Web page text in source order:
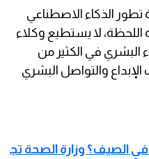
تطور الذكاء الاصطناعي
لا يستطيع وكلاء
البشري في الكثير من
والتواصل البشري
الصيف؟ وزارة الصحة تج